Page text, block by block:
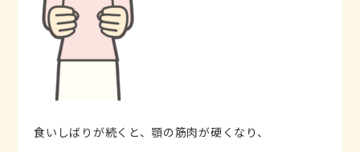
食いしばりが続くと、顎の筋肉が硬くなり、